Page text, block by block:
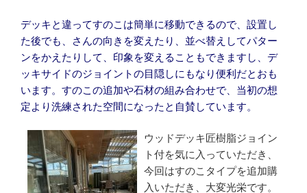
デッキと違ってすのこは簡単に移動できるので、設置し
た後でも、さんの向きを変えたり、並べ替えしてパター
ンをかえたりして、印象を変えることもできますし、デ
ッキサイドのジョイントの目隠しにもなり便利だとおも
います。すのこの追加や石材の組み合わせで、当初の想
定より洗練された空間になったと自賛しています。
ウッドデッキ匠樹脂ジョイン
ト付を気に入っていただき、
今回はすのこタイプを追加購
入いただき、大変光栄です。